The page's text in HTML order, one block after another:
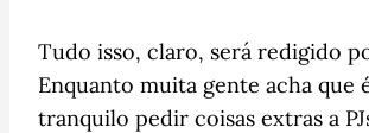
Tudo isso, claro, será redigido
Enquanto muita gente acha que
tranquilo pedir coisas extras a